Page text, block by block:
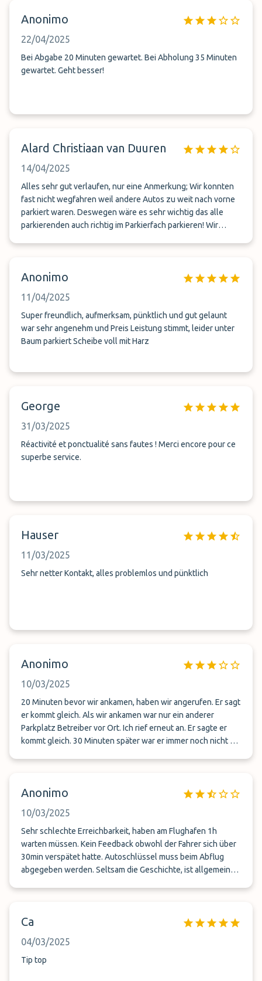
Anonimo
22/04/2025
Bei Abgabe 20 Minuten gewartet. Bei Abholung 35 Minuten
gewartet. Geht besser!
Alard Christiaan van Duuren
14/04/2025
Alles sehr gut verlaufen, nur eine Anmerkung; Wir konnten
fast nicht wegfahren weil andere Autos zu weit nach vorne
parkiert waren. Deswegen wäre es sehr wichtig das alle
parkierenden auch richtig im Parkierfach parkieren! Wir
Anonimo
11/04/2025
Super freundlich, aufmerksam, pünktlich und gut gelaunt
war sehr angenehm und Preis Leistung stimmt, leider unter
Baum parkiert Scheibe voll mit Harz
George
31/03/2025
Réactivité et ponctualité sans fautes ! Merci encore pour ce
superbe service.
Hauser
11/03/2025
Sehr netter Kontakt, alles problemlos und pünktlich
Anonimo
10/03/2025
20 Minuten bevor wir ankamen, haben wir angerufen. Er sagt
er kommt gleich. Als wir ankamen war nur ein anderer
Parkplatz Betreiber vor Ort. Ich rief erneut an. Er sagte er
kommt gleich. 30 Minuten später war er immer noch nicht da.
Betreiber rief ihn dann von Unterwegs an und sagt das nun
seine Angestellten gewesen. Alles sehr fragwürdig
gelaufen.
Anonimo
10/03/2025
Sehr schlechte Erreichbarkeit, haben am Flughafen 1h
warten müssen. Kein Feedback obwohl der Fahrer sich über
30min verspätet hatte. Autoschlüssel muss beim Abflug
abgegeben werden. Seltsam die Geschichte, ist allgemein
Ca
04/03/2025
Tip top